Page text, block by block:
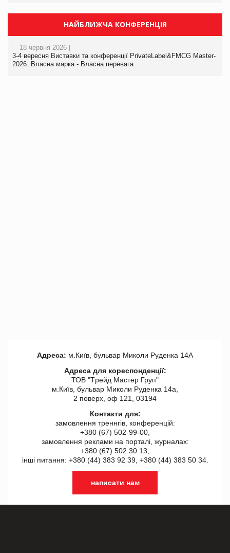
НАЙБЛИЖЧА КОНФЕРЕНЦІЯ
18 червня 2026 |
3-4 вересня Виставки та конференції PrivateLabel&FMCG Master-
2026: Власна марка - Власна перевага
Адреса: м.Київ, бульвар Миколи Руденка 14А
Адреса для кореспонденції:
ТОВ "Tрейд Мастер Груп"
м.Київ, бульвар Миколи Руденка 14а,
2 поверх, оф 121, 03194
Контакти для:
замовлення треннгів, конференцій:
+380 (67) 502-99-00,
замовлення реклами на порталі, журналах:
+380 (67) 502 30 13,
інші питання: +380 (44) 383 92 39, +380 (44) 383 50 34.
написати нам